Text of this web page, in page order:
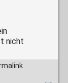
nicht